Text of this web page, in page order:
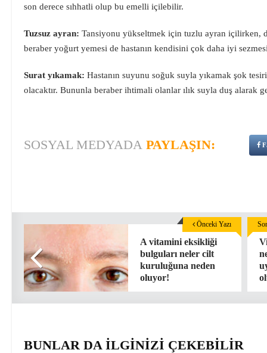
son derece sıhhatli olup bu emelli içilebilir.
Tuzsuz ayran: Tansiyonu yükseltmek için tuzlu ayran içilirken,
beraber yoğurt yemesi de hastanın kendisini çok daha iyi
Surat yıkamak: Hastanın suyunu soğuk suyla yıkamak şok
olacaktır. Bununla beraber ihtimali olanlar ılık suyla duş alarak
SOSYAL MEDYADA PAYLAŞIN:
A vitamini eksikliği
bulguları neler cilt
kuruluğuna neden
oluyor!
Önceki Yazı
BUNLAR DA İLGİNİZİ ÇEKEBİLİR